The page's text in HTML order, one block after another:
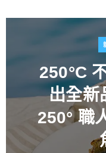
百富攜
花時心
流轉描
桶工